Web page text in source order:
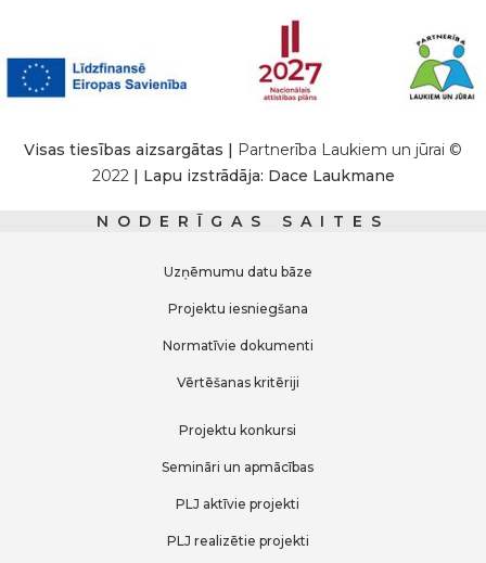
Visas tiesības aizsargātas | Partnerība Laukiem un jūrai ©
2022| Lapu izstrādāja: Dace Laukmane
NODERĪGAS SAITES
Uzņēmumu datu bāze
Projektu iesniegšana
Normatīvie dokumenti
Vērtēšanas kritēriji
Projektu konkursi
Semināri un apmācības
PLJ aktīvie projekti
PLJ realizētie projekti